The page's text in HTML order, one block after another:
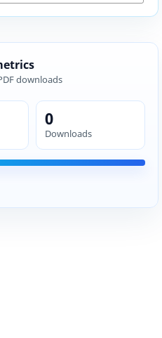
downloads
0
Downloads